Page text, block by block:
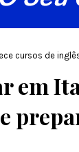
cursos de
em